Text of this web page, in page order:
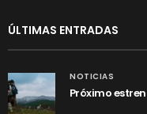
ÚLTIMAS ENTRADAS
NOTICIAS
Próximo